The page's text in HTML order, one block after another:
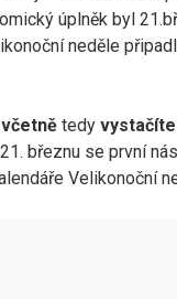
úplněk byl
neděle
tedy
březnu se první
Velikonoční